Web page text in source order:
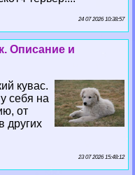
24 07 2026 10:38:57
Описание и
кувас.
себя на
от
других
23 07 2026 15:48:12